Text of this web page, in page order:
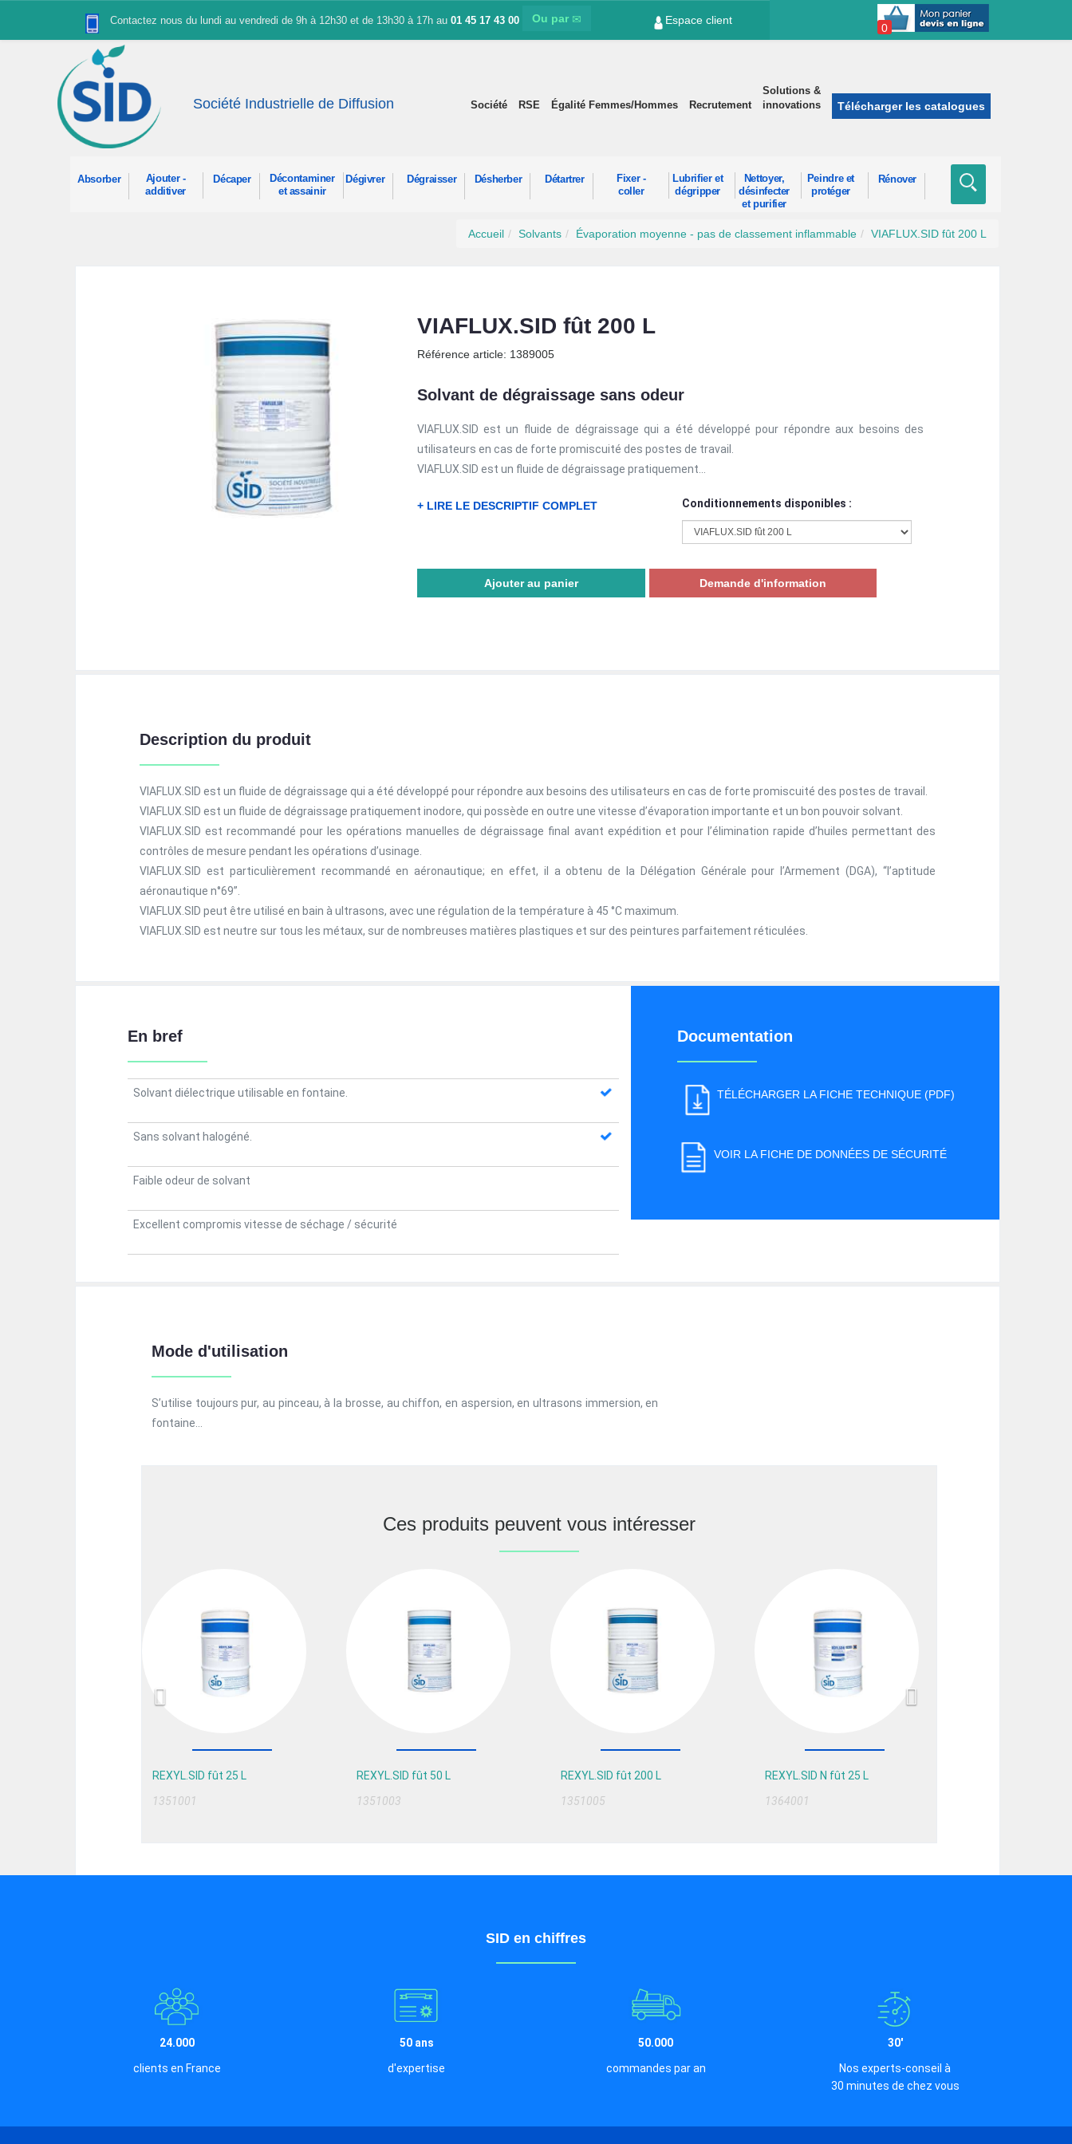
Contactez nous du lundi au vendredi de 9h à 12h30 et de 13h30 à 17h au 01 45 17 43 00 Ou par Espace client
0
Société Industrielle de Diffusion Société RSE Égalité Femmes/Hommes Recrutement
Solutions &
innovations
Télécharger les catalogues
Absorber
Ajouter -
additiver
Décaper
Décontaminer
et assainir
Dégivrer Dégraisser Désherber Détartrer
Fixer -
coller
Lubrifier et
dégripper
Nettoyer,
désinfecter
et purifier
Peindre et
protéger
Rénover
Accueil Solvants Évaporation moyenne - pas de classement inflammable VIAFLUX.SID fût 200 L
VIAFLUX.SID fût 200 L
Référence article: 1389005
Solvant de dégraissage sans odeur
VIAFLUX.SID est un fluide de dégraissage qui a été développé pour répondre aux besoins des
utilisateurs en cas de forte promiscuité des postes de travail.
VIAFLUX.SID est un fluide de dégraissage pratiquement...
+ LIRE LE DESCRIPTIF COMPLET Conditionnements disponibles :
Description du produit
VIAFLUX.SID est un fluide de dégraissage qui a été développé pour répondre aux besoins des utilisateurs en cas de forte promiscuité des postes de travail.
VIAFLUX.SID est un fluide de dégraissage pratiquement inodore, qui possède en outre une vitesse d’évaporation importante et un bon pouvoir solvant.
VIAFLUX.SID est recommandé pour les opérations manuelles de dégraissage final avant expédition et pour l’élimination rapide d’huiles permettant des
contrôles de mesure pendant les opérations d’usinage.
VIAFLUX.SID est particulièrement recommandé en aéronautique; en effet, il a obtenu de la Délégation Générale pour l’Armement (DGA), “l’aptitude
aéronautique n°69”.
VIAFLUX.SID peut être utilisé en bain à ultrasons, avec une régulation de la température à 45 °C maximum.
VIAFLUX.SID est neutre sur tous les métaux, sur de nombreuses matières plastiques et sur des peintures parfaitement réticulées.
En bref
Solvant diélectrique utilisable en fontaine.
Sans solvant halogéné.
Faible odeur de solvant
Excellent compromis vitesse de séchage / sécurité
Documentation
TÉLÉCHARGER LA FICHE TECHNIQUE (PDF)
VOIR LA FICHE DE DONNÉES DE SÉCURITÉ
Mode d'utilisation
S’utilise toujours pur, au pinceau, à la brosse, au chiffon, en aspersion, en ultrasons immersion, en
fontaine…
Ces produits peuvent vous intéresser
REXYL.SID fût 25 L
1351001
REXYL.SID fût 50 L
1351003
REXYL.SID fût 200 L
1351005
REXYL.SID N fût 25 L
1364001
SID en chiffres
24.000
clients en France
50 ans
d'expertise
50.000
commandes par an
30'
Nos experts-conseil à
30 minutes de chez vous